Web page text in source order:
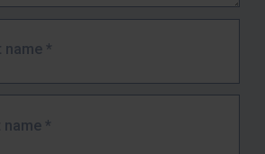
name *
name *